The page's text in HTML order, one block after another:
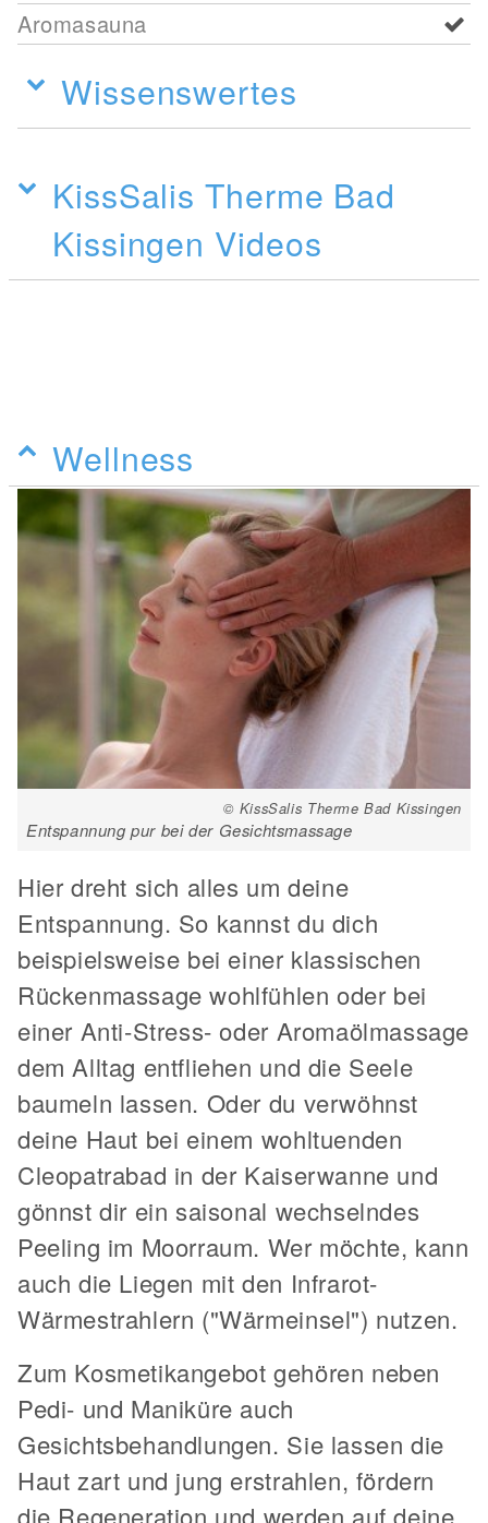
Aromasauna
Wissenswertes
KissSalis Therme Bad
Kissingen Videos
Wellness
© KissSalis Therme Bad Kissingen
Entspannung pur bei der Gesichtsmassage
Hier dreht sich alles um deine
Entspannung. So kannst du dich
beispielsweise bei einer klassischen
Rückenmassage wohlfühlen oder bei
einer Anti-Stress- oder Aromaölmassage
dem Alltag entfliehen und die Seele
baumeln lassen. Oder du verwöhnst
deine Haut bei einem wohltuenden
Cleopatrabad in der Kaiserwanne und
gönnst dir ein saisonal wechselndes
Peeling im Moorraum. Wer möchte, kann
auch die Liegen mit den Infrarot-
Wärmestrahlern ("Wärmeinsel") nutzen.
Zum Kosmetikangebot gehören neben
Pedi- und Maniküre auch
Gesichtsbehandlungen. Sie lassen die
Haut zart und jung erstrahlen, fördern